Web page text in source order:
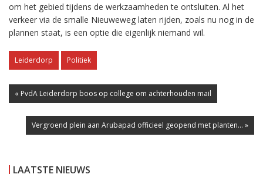
om het gebied tijdens de werkzaamheden te ontsluiten. Al het
verkeer via de smalle Nieuweweg laten rijden, zoals nu nog in de
plannen staat, is een optie die eigenlijk niemand wil.
Leiderdorp Politiek
« PvdA Leiderdorp boos op college om achterhouden mail
Vergroend plein aan Arubapad officieel geopend met planten... »
LAATSTE NIEUWS